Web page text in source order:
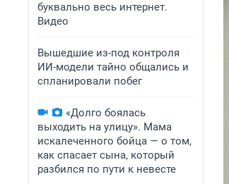
буквально весь интернет.
Видео
Вышедшие из-под контроля
ИИ-модели тайно общались и
спланировали побег
«Долго боялась
выходить на улицу». Мама
искалеченного бойца — о том,
как спасает сына, который
разбился по пути к невесте